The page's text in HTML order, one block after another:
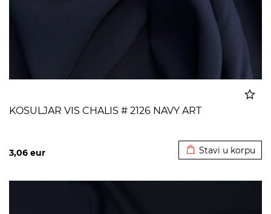
KOSULJAR VIS CHALIS # 2126 NAVY ART
3,06 eur Stavi u korpu